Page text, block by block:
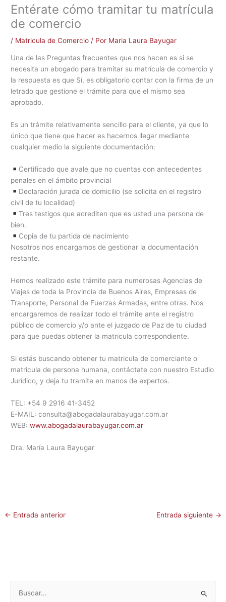
Entérate cómo tramitar tu matrícula
de comercio
/ Matricula de Comercio / Por Maria Laura Bayugar
Una de las Preguntas frecuentes que nos hacen es si se
necesita un abogado para tramitar su matrícula de comercio y
la respuesta es que Sí, es obligatorio contar con la firma de un
letrado que gestione el trámite para que el mismo sea
aprobado.
Es un trámite relativamente sencillo para el cliente, ya que lo
único que tiene que hacer es hacernos llegar mediante
cualquier medio la siguiente documentación:
Certificado que avale que no cuentas con antecedentes
penales en el ámbito provincial
Declaración jurada de domicilio (se solicita en el registro
civil de tu localidad)
Tres testigos que acrediten que es usted una persona de
bien.
Copia de tu partida de nacimiento
Nosotros nos encargamos de gestionar la documentación
restante.
Hemos realizado este trámite para numerosas Agencias de
Viajes de toda la Provincia de Buenos Aires, Empresas de
Transporte, Personal de Fuerzas Armadas, entre otras. Nos
encargaremos de realizar todo el trámite ante el registro
público de comercio y/o ante el juzgado de Paz de tu ciudad
para que puedas obtener la matricula correspondiente.
Si estás buscando obtener tu matricula de comerciante o
matricula de persona humana, contáctate con nuestro Estudio
Jurídico, y deja tu tramite en manos de expertos.
TEL: +54 9 2916 41-3452
E-MAIL: consulta@abogadalaurabayugar.com.ar
WEB:www.abogadalaurabayugar.com.ar
Dra. María Laura Bayugar
← Entrada anterior Entrada siguiente →